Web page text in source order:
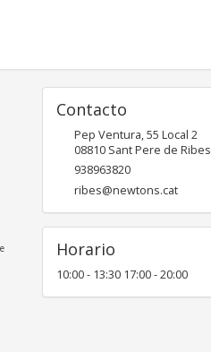
Contacto
Pep Ventura, 55 Local 2
08810 Sant Pere de Ribes
938963820
ribes@newtons.cat
Horario
10:00 - 13:30 17:00 - 20:00